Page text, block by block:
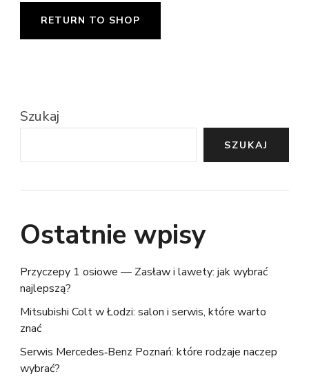
RETURN TO SHOP
Szukaj
SZUKAJ
Ostatnie wpisy
Przyczepy 1 osiowe — Zasław i lawety: jak wybrać
najlepszą?
Mitsubishi Colt w Łodzi: salon i serwis, które warto
znać
Serwis Mercedes‑Benz Poznań: które rodzaje naczep
wybrać?